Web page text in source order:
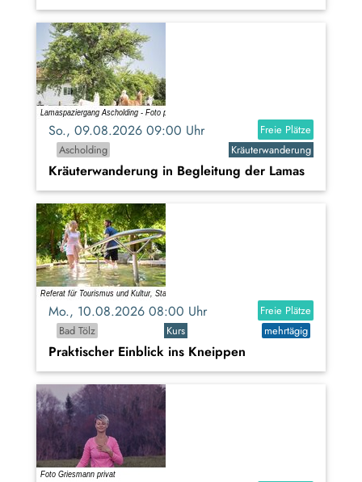
So., 09.08.2026 09:00 Uhr
Freie Plätze
Ascholding
Kräuterwanderung
Kräuterwanderung in Begleitung der Lamas
Mo., 10.08.2026 08:00 Uhr
Freie Plätze
Bad Tölz
Kurs mehrtägig
Praktischer Einblick ins Kneippen